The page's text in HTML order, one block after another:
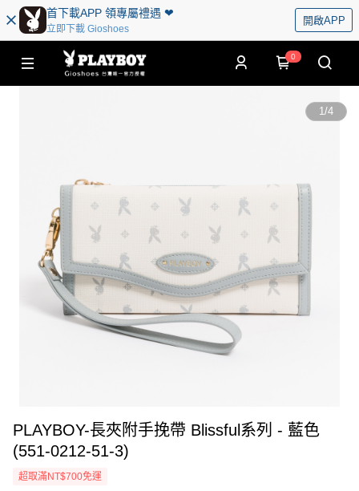
首下載APP 領專屬禮遇 ❤︎
立即下載 Gioshoes
開啟APP
0
1/4
PLAYBOY-長夾附手挽帶 Blissful系列 - 藍色
(551-0212-51-3)
超取滿NT$700免運